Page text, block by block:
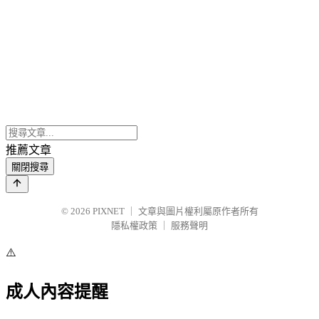
推薦文章
關閉搜尋
© 2026 PIXNET
文章與圖片權利屬原作者所有
隱私權政策
服務聲明
⚠️
成人內容提醒